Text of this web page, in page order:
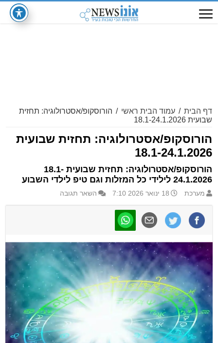
דף הבית / עמוד הבית ראשי / הורוסקופ/אסטרולוגיה: תחזית
שבועית 18.1-24.1.2026
הורוסקופ/אסטרולוגיה: תחזית שבועית
18.1-24.1.2026
הורוסקופ/אסטרולוגיה: תחזית שבועית 18.1-
24.1.2026 לילידי כל המזלות וגם טיפ לילדי השבוע
מערכת 18 ינואר 2026 7:10 השאר תגובה